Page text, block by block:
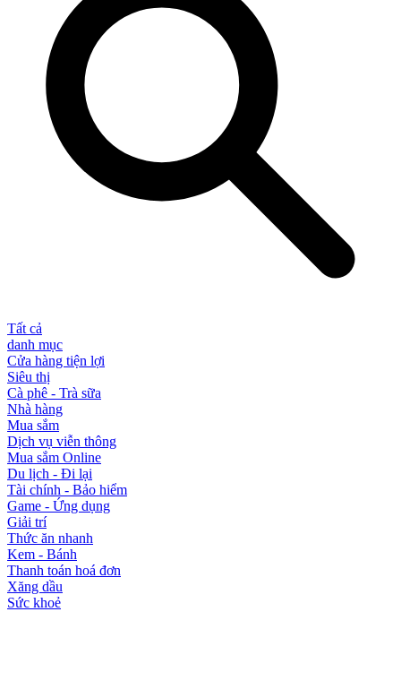
Tất cả
danh mục
Cửa hàng tiện lợi
Siêu thị
Cà phê - Trà sữa
Nhà hàng
Mua sắm
Dịch vụ viễn thông
Mua sắm Online
Du lịch - Đi lại
Tài chính - Bảo hiểm
Game - Ứng dụng
Giải trí
Thức ăn nhanh
Kem - Bánh
Thanh toán hoá đơn
Xăng dầu
Sức khoẻ